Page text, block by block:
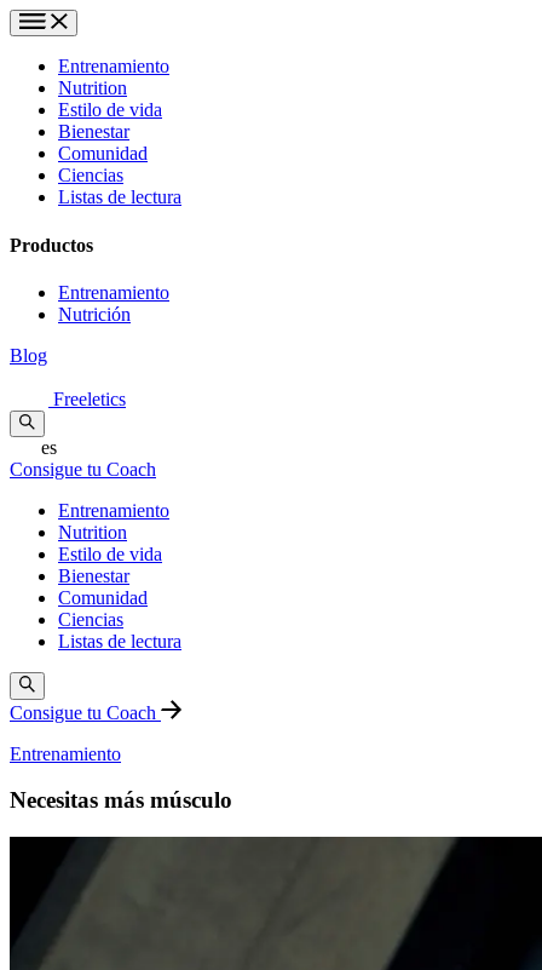
Entrenamiento
Nutrition
Estilo de vida
Bienestar
Comunidad
Ciencias
Listas de lectura
Productos
Entrenamiento
Nutrición
Blog
Freeletics
es
Consigue tu Coach
Entrenamiento
Nutrition
Estilo de vida
Bienestar
Comunidad
Ciencias
Listas de lectura
Consigue tu Coach
Entrenamiento
Necesitas más músculo